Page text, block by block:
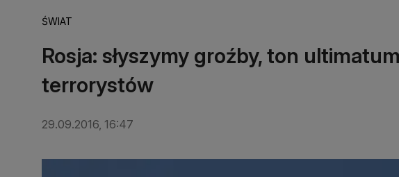
ŚWIAT
Rosja: słyszymy groźby, ton
terrorystów
29.09.2016, 16:47